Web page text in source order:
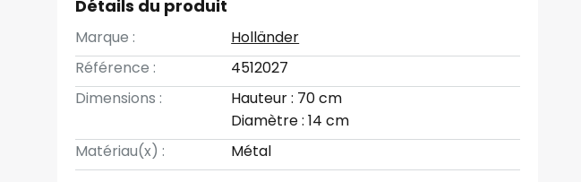
Détails du produit
Marque :
Holländer
Référence :
4512027
Dimensions :
Hauteur : 70 cm
Diamètre : 14 cm
Matériau(x) :
Métal